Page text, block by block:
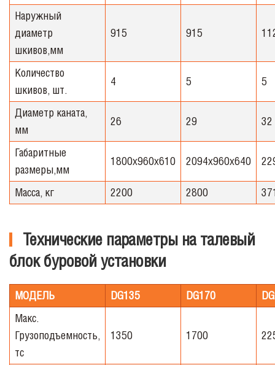
Наружный
диаметр
шкивов,мм
915 915
Количество
шкивов, шт.
4 5 5
Диаметр каната,
мм
26 29 32
Габаритные
размеры,мм
1800х960х610 2094х960х640
Масса, кг 2200 2800
Технические параметры на талевый
блок буровой установки
МОДЕЛЬ DG135 DG170
Макс.
Грузоподъемность,
тс
1350 1700